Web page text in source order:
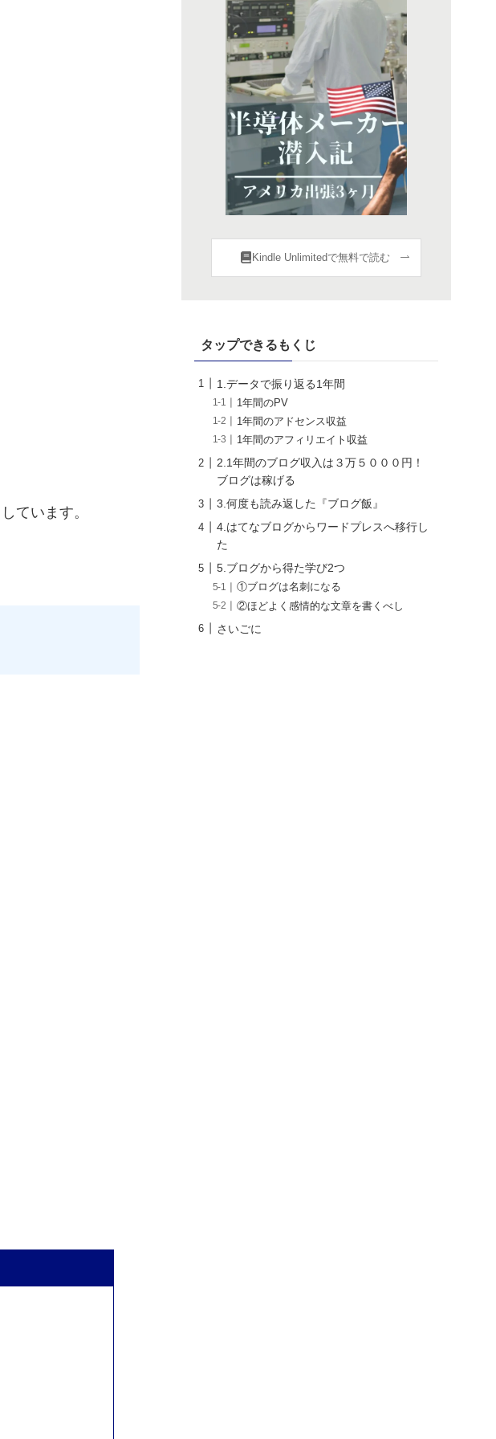
しています。
Kindle Unlimitedで無料で読む
タップできるもくじ
1.データで振り返る1年間
1年間のPV
1年間のアドセンス収益
1年間のアフィリエイト収益
2.1年間のブログ収入は３万５０００円！
ブログは稼げる
3.何度も読み返した『ブログ飯』
4.はてなブログからワードプレスへ移行し
た
5.ブログから得た学び2つ
①ブログは名刺になる
②ほどよく感情的な文章を書くべし
さいごに